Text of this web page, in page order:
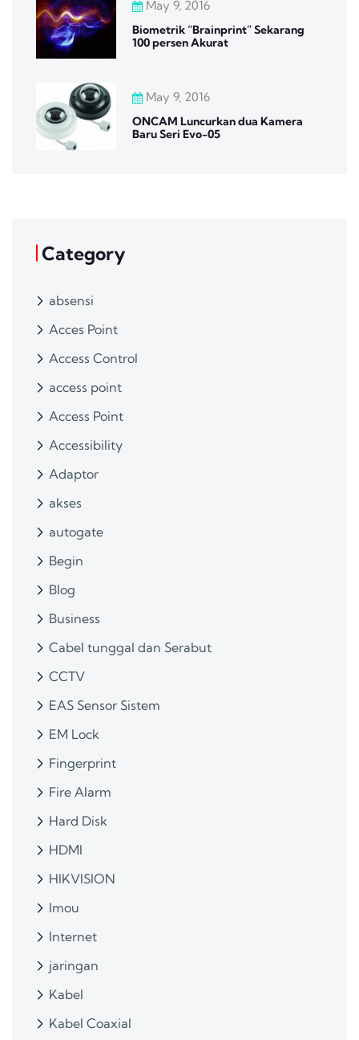
May 9, 2016
Biometrik “Brainprint” Sekarang
100 persen Akurat
May 9, 2016
ONCAM Luncurkan dua Kamera
Baru Seri Evo-05
Category
absensi
Acces Point
Access Control
access point
Access Point
Accessibility
Adaptor
akses
autogate
Begin
Blog
Business
Cabel tunggal dan Serabut
CCTV
EAS Sensor Sistem
EM Lock
Fingerprint
Fire Alarm
Hard Disk
HDMI
HIKVISION
Imou
Internet
jaringan
Kabel
Kabel Coaxial